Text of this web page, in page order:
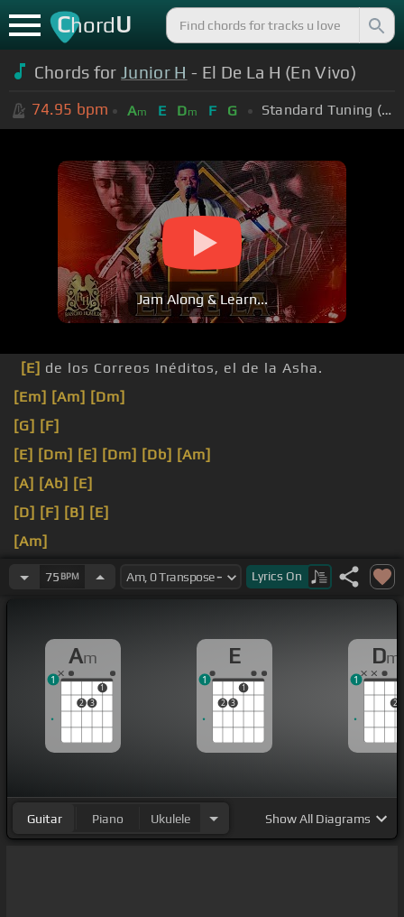
ChordU
Chords forJunior H - El De La H (En Vivo)
74.95 bpm Am E Dm F G Standard Tuning (EADGBE)
Jam Along & Learn...
[E] de los Correos Inéditos, el de la Asha.
[Em] [Am] [Dm]
[G] [F]
[E] [Dm] [E] [Dm] [Db] [Am]
[A] [Ab] [E]
[D] [F] [B] [E]
[Am]
[Em] [F] [E]
75 BPM Lyrics On
Am
2 3
1
1
E
2 3
1
1
Dm
2
1
Guitar Piano Ukulele ShowAll Diagrams